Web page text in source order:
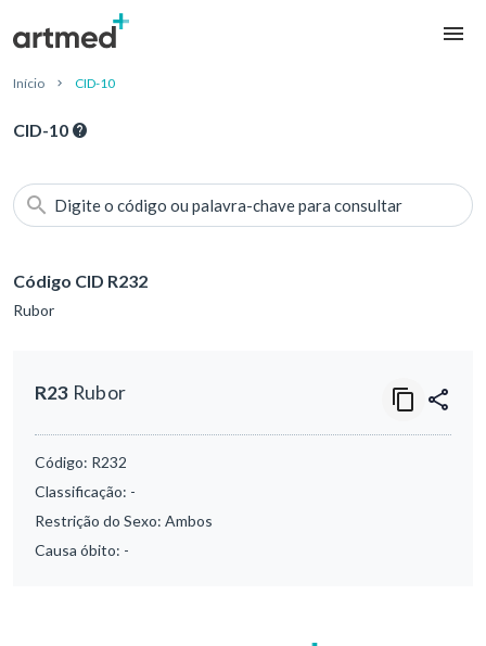
Início CID-10
CID-10
Digite o código ou palavra-chave para consultar
Código CID R232
Rubor
R23 Rubor
Código: R232
Classificação: -
Restrição do Sexo: Ambos
Causa óbito: -